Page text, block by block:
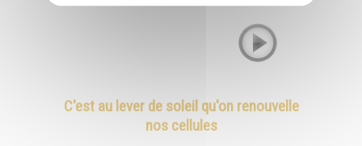
C'est au lever de soleil qu'on renouvelle
nos cellules